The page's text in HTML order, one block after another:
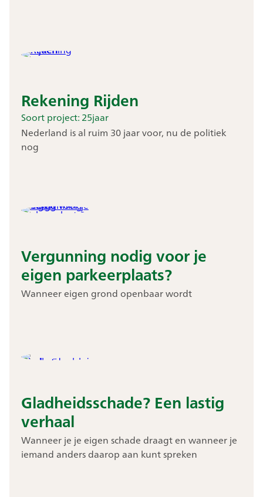
Rekening Rijden
Soort project: 25jaar
Nederland is al ruim 30 jaar voor, nu de politiek
nog
Vergunning nodig voor je
eigen parkeerplaats?
Wanneer eigen grond openbaar wordt
Gladheidsschade? Een lastig
verhaal
Wanneer je je eigen schade draagt en wanneer je
iemand anders daarop aan kunt spreken